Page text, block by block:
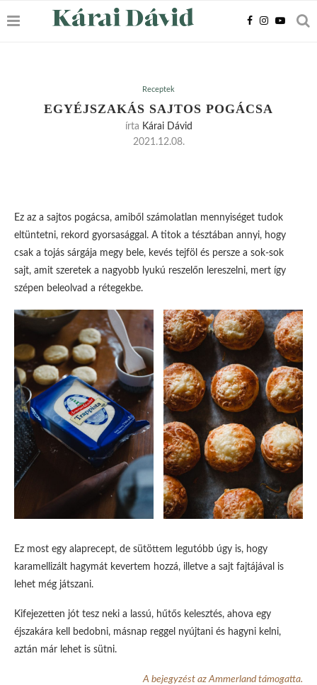
Receptek
EGYÉJSZAKÁS SAJTOS POGÁCSA
írta Kárai Dávid
2021.12.08.
Ez az a sajtos pogácsa, amiből számolatlan mennyiséget tudok
eltüntetni, rekord gyorsasággal. A titok a tésztában annyi, hogy
csak a tojás sárgája megy bele, kevés tejföl és persze a sok-sok
sajt, amit szeretek a nagyobb lyukú reszelőn lereszelni, mert így
szépen beleolvad a rétegekbe.
Ez most egy alaprecept, de sütöttem legutóbb úgy is, hogy
karamellizált hagymát kevertem hozzá, illetve a sajt fajtájával is
lehet még játszani.
Kifejezetten jót tesz neki a lassú, hűtős kelesztés, ahova egy
éjszakára kell bedobni, másnap reggel nyújtani és hagyni kelni,
aztán már lehet is sütni.
A bejegyzést az Ammerland támogatta.